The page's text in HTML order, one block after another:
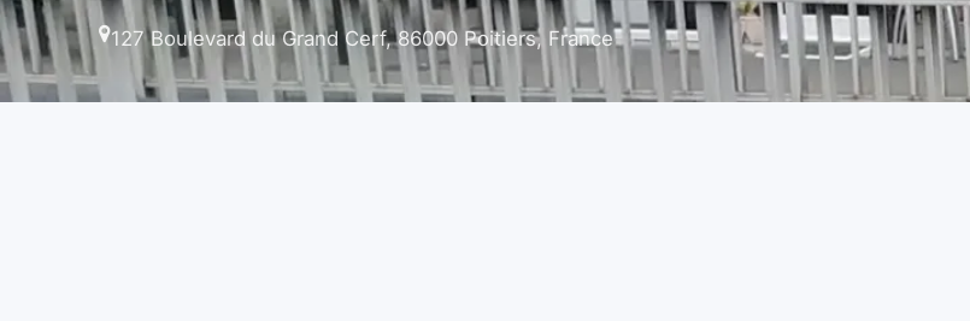
127 Boulevard du Grand Cerf, 86000 Poitiers, France